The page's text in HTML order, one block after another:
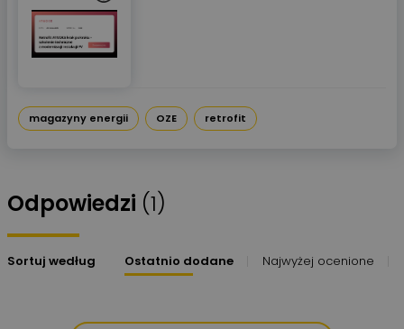
magazyny energii OZE retrofit
Odpowiedzi (1)
Sortuj według Ostatnio dodane Najwyżej ocenione